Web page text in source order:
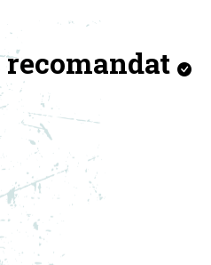
recomandat